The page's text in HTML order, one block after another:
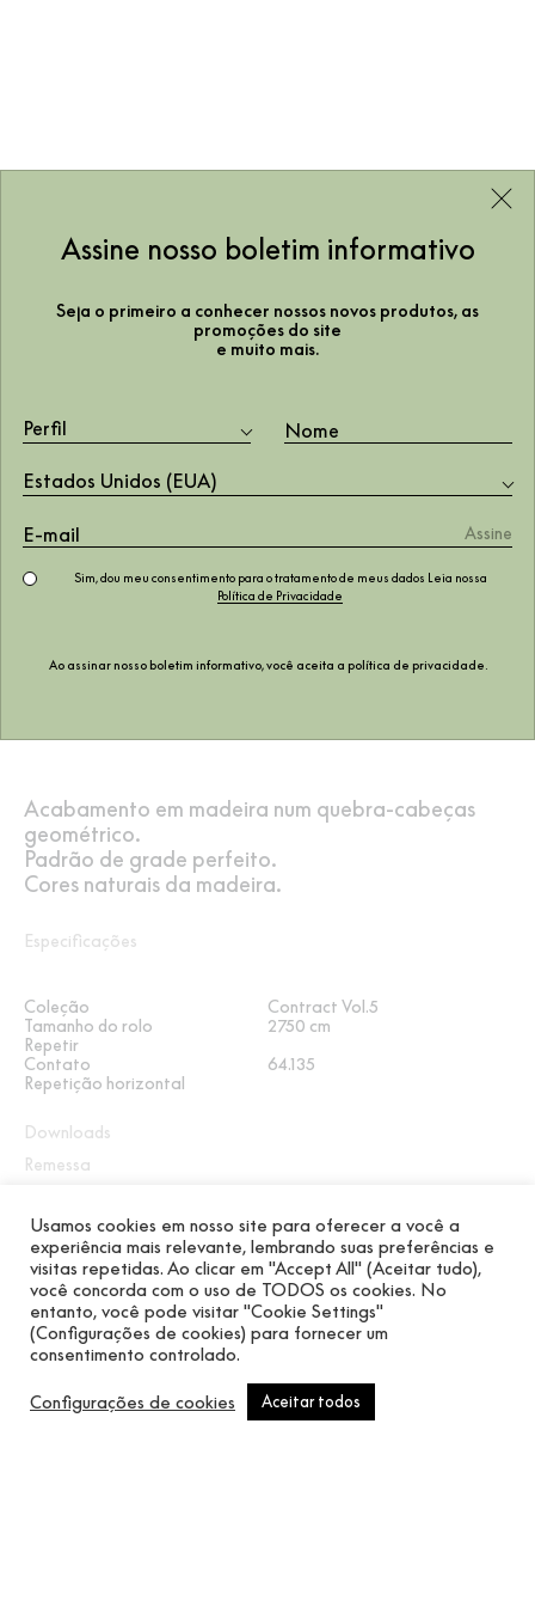
Acabamento em madeira num quebra-cabeças
geométrico.
Padrão de grade perfeito.
Cores naturais da madeira.
Especificações
Coleção
Contract Vol.5
Tamanho do rolo
2750 cm
Repetir
Contato
64.135
Repetição horizontal
Downloads
Remessa
Dezoito padrões que imitam tecidos naturais e ráfia
pintados em acabamento fosco. Cores sóbrias e
texturas orgânicas que conectam você a materiais
nobres. Revestimentos técnicos com tratamento
antibacteriano.
Assine nosso boletim informativo
Seja o primeiro a conhecer nossos novos produtos, as
promoções do site
e muito mais.
Perfil
Estados Unidos (EUA)
Sim, dou meu consentimento para o tratamento de meus dados Leia nossa
Política de Privacidade
Ao assinar nosso boletim informativo, você aceita a política de privacidade
Usamos cookies em nosso site para oferecer a você a
experiência mais relevante, lembrando suas preferências e
visitas repetidas. Ao clicar em "Accept All" (Aceitar tudo),
você concorda com o uso de TODOS os cookies. No
entanto, você pode visitar "Cookie Settings"
(Configurações de cookies) para fornecer um
consentimento controlado.
Configurações de cookies Aceitar todos